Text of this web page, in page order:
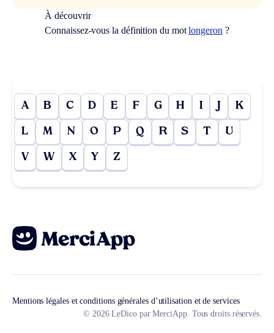
À découvrir
Connaissez-vous la définition du motlongeron ?
A B C D E F G H I J K
L M N O P Q R S T U
V W X Y Z
Mentions légales et conditions générales d’utilisation et de services
© 2026 LeDico par MerciApp. Tous droits réservés.